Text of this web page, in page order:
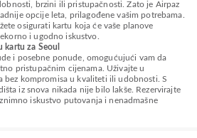
brzini ili pristupačnosti. Zato je Airpaz
opcije leta, prilagođene vašim potrebama.
osigurati kartu koja će vaše planove
i ugodno iskustvo.
kartu za Seoul
i posebne ponude, omogućujući vam da
pristupačnim cijenama. Uživajte u
bez kompromisa u kvaliteti ili udobnosti. S
iz snova nikada nije bilo lakše. Rezervirajte
iskustvo putovanja i nenadmašne